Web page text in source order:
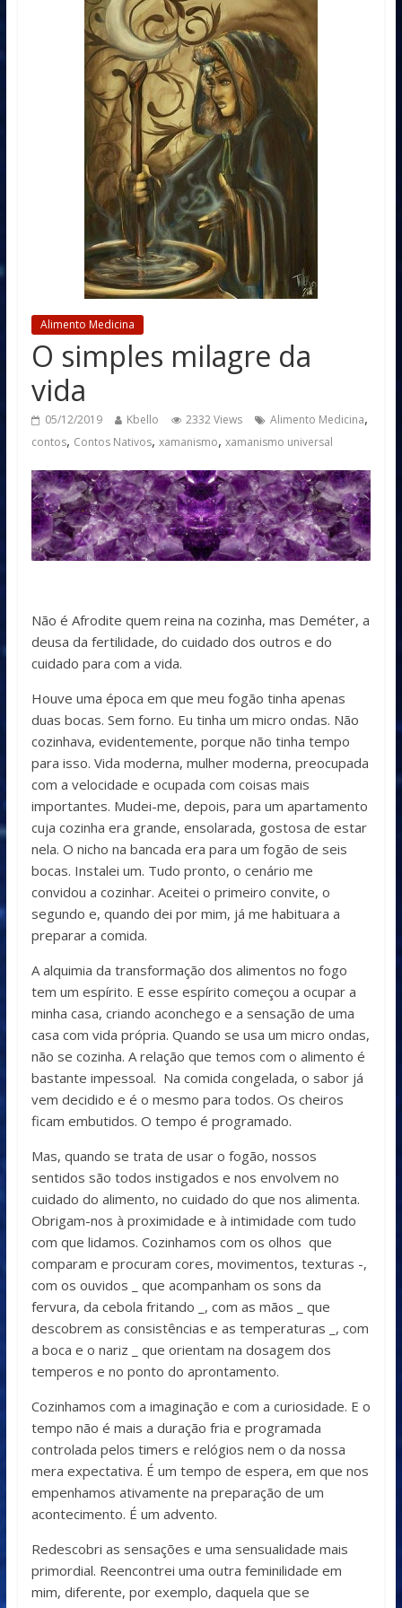
Alimento Medicina
O simples milagre da
vida
05/12/2019 Kbello 2332 Views Alimento Medicina,
contos, Contos Nativos, xamanismo, xamanismo universal
Não é Afrodite quem reina na cozinha, mas Deméter, a
deusa da fertilidade, do cuidado dos outros e do
cuidado para com a vida.
Houve uma época em que meu fogão tinha apenas
duas bocas. Sem forno. Eu tinha um micro ondas. Não
cozinhava, evidentemente, porque não tinha tempo
para isso. Vida moderna, mulher moderna, preocupada
com a velocidade e ocupada com coisas mais
importantes. Mudei-me, depois, para um apartamento
cuja cozinha era grande, ensolarada, gostosa de estar
nela. O nicho na bancada era para um fogão de seis
bocas. Instalei um. Tudo pronto, o cenário me
convidou a cozinhar. Aceitei o primeiro convite, o
segundo e, quando dei por mim, já me habituara a
preparar a comida.
A alquimia da transformação dos alimentos no fogo
tem um espírito. E esse espírito começou a ocupar a
minha casa, criando aconchego e a sensação de uma
casa com vida própria. Quando se usa um micro ondas,
não se cozinha. A relação que temos com o alimento é
bastante impessoal. Na comida congelada, o sabor já
vem decidido e é o mesmo para todos. Os cheiros
ficam embutidos. O tempo é programado.
Mas, quando se trata de usar o fogão, nossos
sentidos são todos instigados e nos envolvem no
cuidado do alimento, no cuidado do que nos alimenta.
Obrigam-nos à proximidade e à intimidade com tudo
com que lidamos. Cozinhamos com os olhos que
comparam e procuram cores, movimentos, texturas -,
com os ouvidos _ que acompanham os sons da
fervura, da cebola fritando _, com as mãos _ que
descobrem as consistências e as temperaturas _, com
a boca e o nariz _ que orientam na dosagem dos
temperos e no ponto do aprontamento.
Cozinhamos com a imaginação e com a curiosidade. E o
tempo não é mais a duração fria e programada
controlada pelos timers e relógios nem o da nossa
mera expectativa. É um tempo de espera, em que nos
empenhamos ativamente na preparação de um
acontecimento. É um advento.
Redescobri as sensações e uma sensualidade mais
primordial. Reencontrei uma outra feminilidade em
mim, diferente, por exemplo, daquela que se